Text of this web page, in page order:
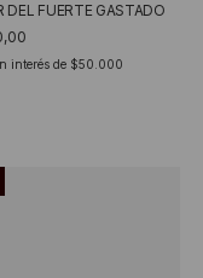
DEL FUERTE GASTADO
interés de $50.000